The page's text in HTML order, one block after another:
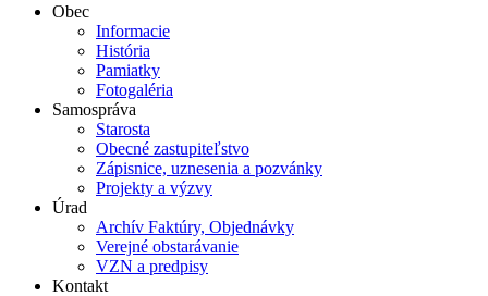
Obec
Informacie
História
Pamiatky
Fotogaléria
Samospráva
Starosta
Obecné zastupiteľstvo
Zápisnice, uznesenia a pozvánky
Projekty a výzvy
Úrad
Archív Faktúry, Objednávky
Verejné obstarávanie
VZN a predpisy
Kontakt